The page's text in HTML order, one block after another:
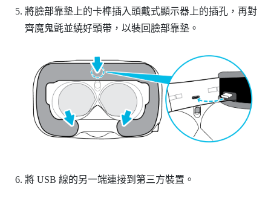
將臉部靠墊上的卡榫插入頭戴式顯示器上的插孔，再對
齊魔鬼氈並繞好頭帶，以裝回臉部靠墊。
將 USB 線的另一端連接到第三方裝置。